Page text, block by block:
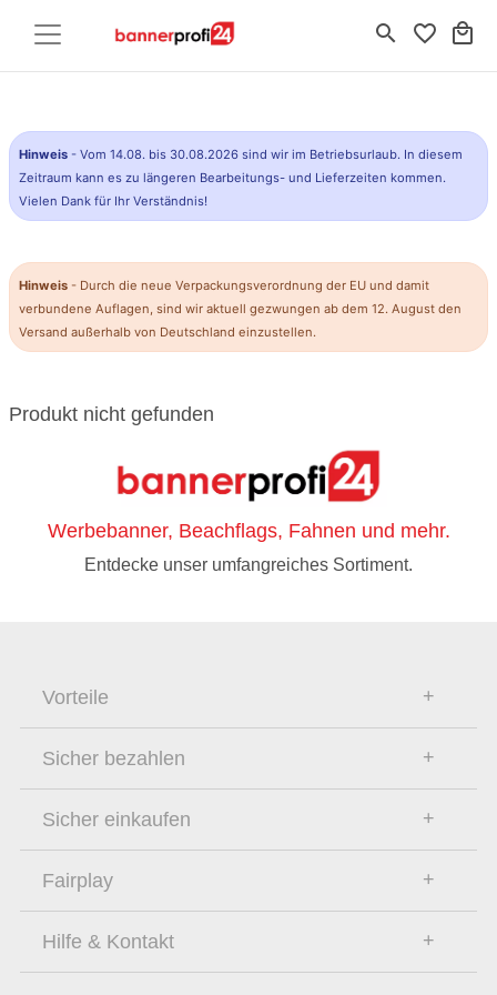
search favorite_border local_mall
Hinweis - Vom 14.08. bis 30.08.2026 sind wir im Betriebsurlaub. In diesem
Zeitraum kann es zu längeren Bearbeitungs- und Lieferzeiten kommen.
Vielen Dank für Ihr Verständnis!
Hinweis - Durch die neue Verpackungsverordnung der EU und damit
verbundene Auflagen, sind wir aktuell gezwungen ab dem 12. August den
Versand außerhalb von Deutschland einzustellen.
Produkt nicht gefunden
Werbebanner, Beachflags, Fahnen und mehr.
Entdecke unser umfangreiches Sortiment.
Vorteile
Sicher bezahlen
Sicher einkaufen
Fairplay
Hilfe & Kontakt